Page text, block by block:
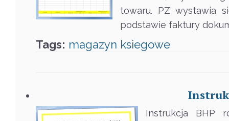
towaru. PZ wystawia
podstawie faktury
Tags: magazyn ksiegowe
Instrukcja BHP